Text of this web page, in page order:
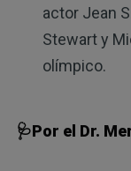
actor Jean
Stewart y
olímpico.
🩺Por el Dr.